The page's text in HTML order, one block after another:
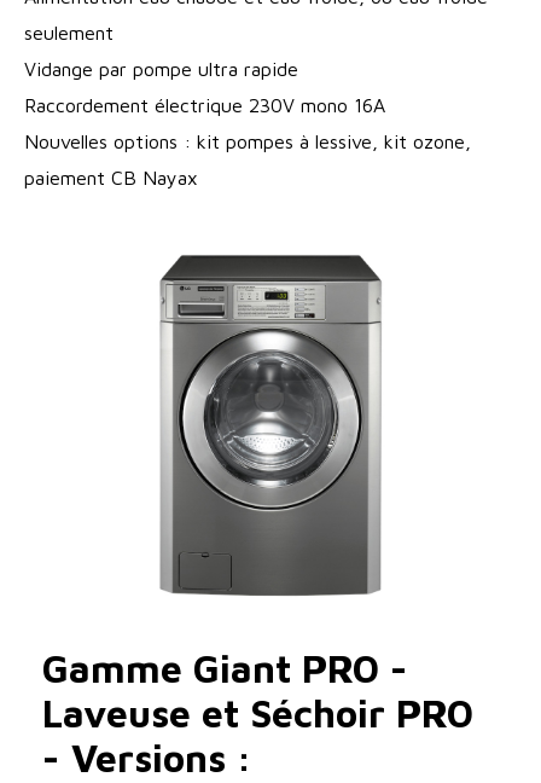
seulement
Vidange par pompe ultra rapide
Raccordement électrique 230V mono 16A
Nouvelles options : kit pompes à lessive, kit ozone,
paiement CB Nayax
Gamme Giant PRO -
Laveuse et Séchoir PRO
- Versions :